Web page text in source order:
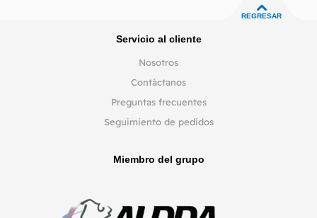
REGRESAR
Servicio al cliente
Nosotros
Contáctanos
Preguntas frecuentes
Seguimiento de pedidos
Miembro del grupo